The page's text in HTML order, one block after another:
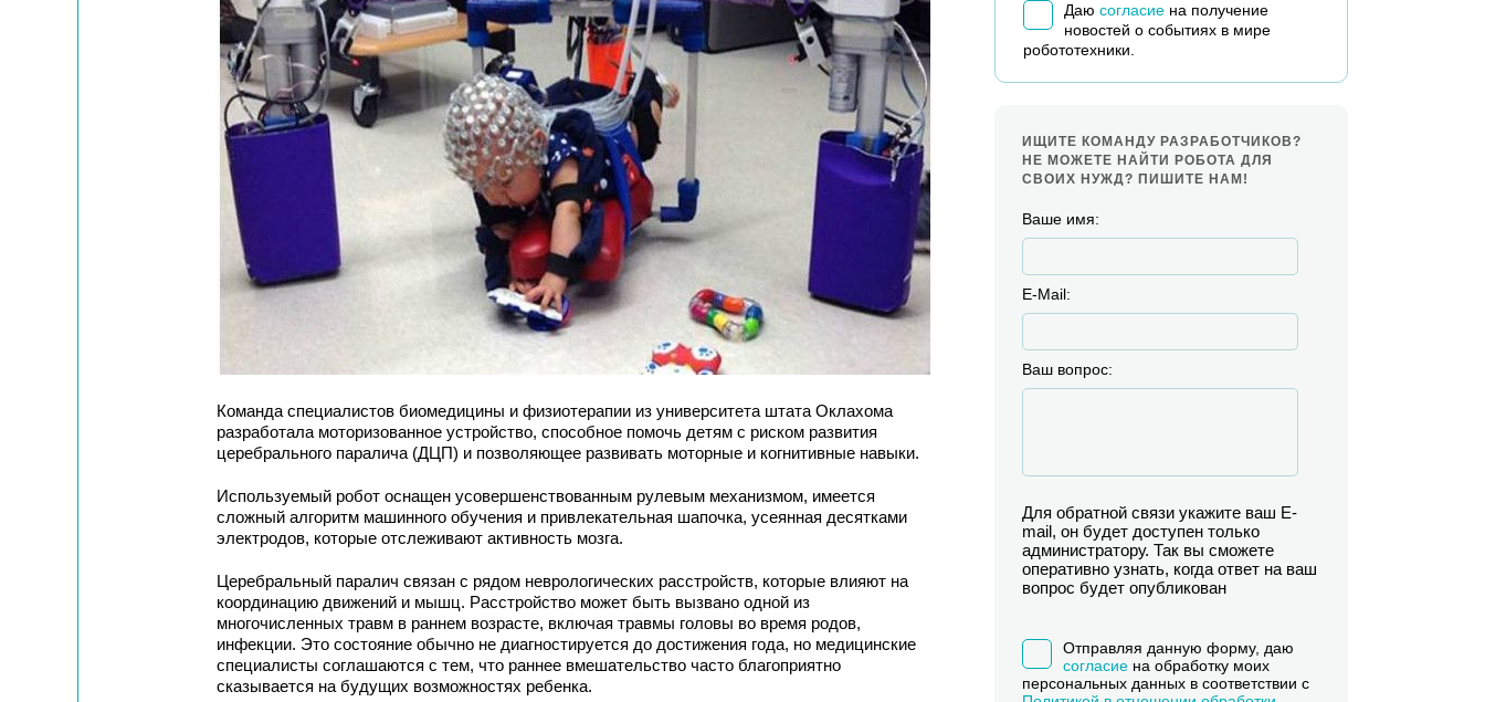
Команда специалистов биомедицины и физиотерапии из университета штата Оклахома
разработала моторизованное устройство, способное помочь детям с риском развития
церебрального паралича (ДЦП) и позволяющее развивать моторные и когнитивные навыки.
Используемый робот оснащен усовершенствованным рулевым механизмом, имеется
сложный алгоритм машинного обучения и привлекательная шапочка, усеянная десятками
электродов, которые отслеживают активность мозга.
Церебральный паралич связан с рядом неврологических расстройств, которые влияют на
координацию движений и мышц. Расстройство может быть вызвано одной из
многочисленных травм в раннем возрасте, включая травмы головы во время родов,
инфекции. Это состояние обычно не диагностируется до достижения года, но медицинские
специалисты соглашаются c тем, что раннее вмешательство часто благоприятно
сказывается на будущих возможностях ребенка.
Даю согласиена получение
новостей о событиях в мире
робототехники.
ИЩИТЕ КОМАНДУ РАЗРАБОТЧИКОВ?
НЕ МОЖЕТЕ НАЙТИ РОБОТА ДЛЯ
СВОИХ НУЖД? ПИШИТЕ НАМ!
Ваше имя:
E-Mail:
Ваш вопрос:
Для обратной связи укажите ваш E-
mail, он будет доступен только
администратору. Так вы сможете
оперативно узнать, когда ответ на ваш
вопрос будет опубликован
Отправляя данную форму, даю
согласиена обработку моих
персональных данных в соответствии с